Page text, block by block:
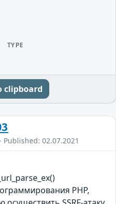
TYPE
clipboard
Published: 02.07.2021
PHP,